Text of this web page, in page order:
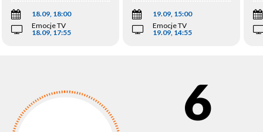
18.09, 18:00
Emocje TV
18.09, 17:55
19.09, 15:00
Emocje TV
19.09, 14:55
6